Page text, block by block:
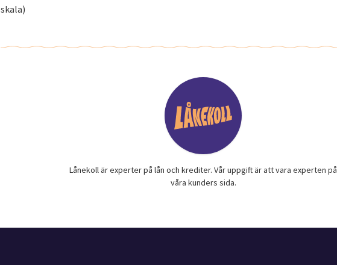
skala)
Lånekoll är experter på lån och krediter. Vår uppgift är att vara experten på
våra kunders sida.